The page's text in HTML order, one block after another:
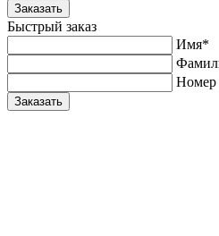
Заказать
Быстрый заказ
Имя*
Номер